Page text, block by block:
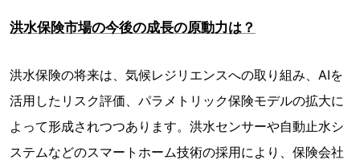
洪水保険市場の今後の成長の原動力は？
洪水保険の将来は、気候レジリエンスへの取り組み、AIを
活用したリスク評価、パラメトリック保険モデルの拡大に
よって形成されつつあります。洪水センサーや自動止水シ
ステムなどのスマートホーム技術の採用により、保険会社